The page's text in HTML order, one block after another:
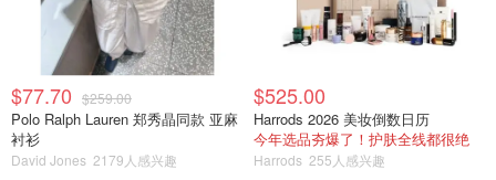
$77.70 $259.00
Polo Ralph Lauren 郑秀晶同款 亚麻
衬衫
David Jones 2179人感兴趣
$525.00
Harrods 2026 美妆倒数日历
今年选品夯爆了！护肤全线都很绝
Harrods 255人感兴趣